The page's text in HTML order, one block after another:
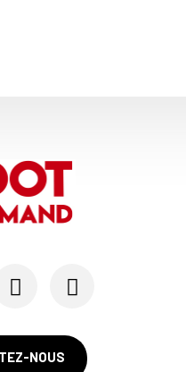
les tablettes d...
sécuriser une...
NOUS